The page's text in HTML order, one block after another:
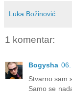
Luka Božinović
1 komentar:
Bogysha
Stvarno sam
Samo se